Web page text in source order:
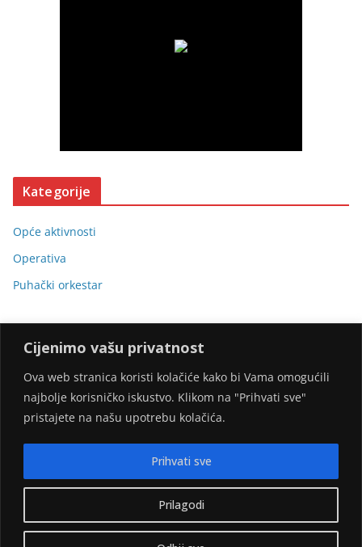
Cijenimo vašu privatnost
Ova web stranica koristi kolačiće kako bi Vama omogućili
najbolje korisničko iskustvo. Klikom na "Prihvati sve"
pristajete na našu upotrebu kolačića.
Prilagodi
Prihvati sve
Kategorije
Opće aktivnosti
Operativa
Puhački orkestar
Stranicu omogućili:
Copyright © 2026DVD Gornji Desinec. Sva prava pridržana.